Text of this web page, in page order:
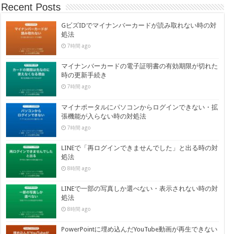
Recent Posts
GビズIDでマイナンバーカードが読み取れない時の対
処法
7時間 ago
マイナンバーカードの電子証明書の有効期限が切れた
時の更新手続き
7時間 ago
マイナポータルにパソコンからログインできない・拡
張機能が入らない時の対処法
7時間 ago
LINEで「再ログインできませんでした」と出る時の対
処法
8時間 ago
LINEで一部の写真しか選べない・表示されない時の対
処法
8時間 ago
PowerPointに埋め込んだYouTube動画が再生できない